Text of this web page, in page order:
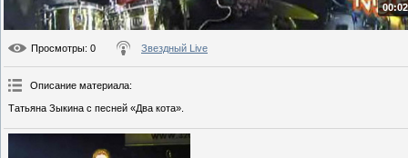
Просмотры: 0 Звездный Live
Описание материала:
Татьяна Зыкина с песней «Два кота».